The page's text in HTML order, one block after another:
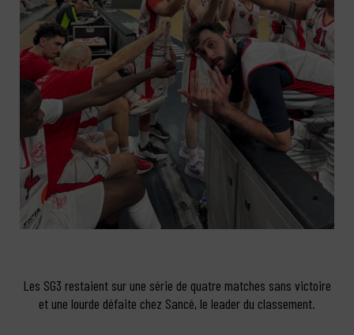
Les SG3 restaient sur une série de quatre matches sans victoire
et une lourde défaite chez Sancé, le leader du classement.